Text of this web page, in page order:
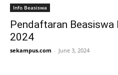
Info Beasiswa
Pendaftaran Beasiswa
2024
sekampus.com - June 3, 2024